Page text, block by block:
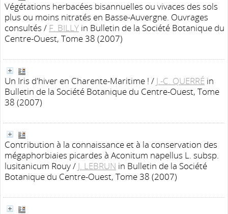
Végétations herbacées bisannuelles ou vivaces des sols
plus ou moins nitratés en Basse-Auvergne. Ouvrages
consultés / F. BILLY in Bulletin de la Société Botanique du
Centre-Ouest, Tome 38 (2007)
Un Iris d'hiver en Charente-Maritime ! / J.-C. QUERRÉ in
Bulletin de la Société Botanique du Centre-Ouest, Tome
38 (2007)
Contribution à la connaissance et à la conservation des
mégaphorbiaies picardes à Aconitum napellus L. subsp.
lusitanicum Rouy/ J. LEBRUN in Bulletin de la Société
Botanique du Centre-Ouest, Tome 38 (2007)